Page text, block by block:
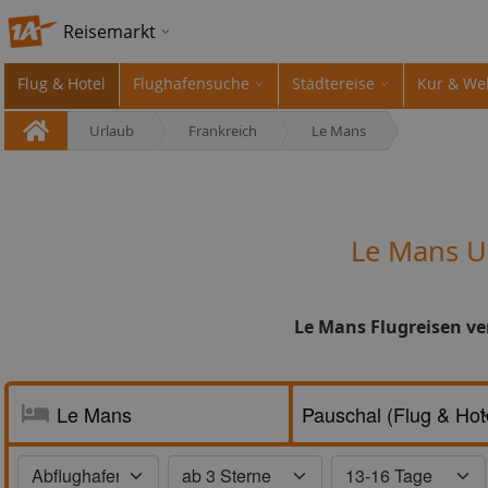
Reisemarkt
Flug & Hotel Flughafensuche Städtereise Kur &
Urlaub Frankreich Le Mans
Le Mans
Le Mans Flugreisen